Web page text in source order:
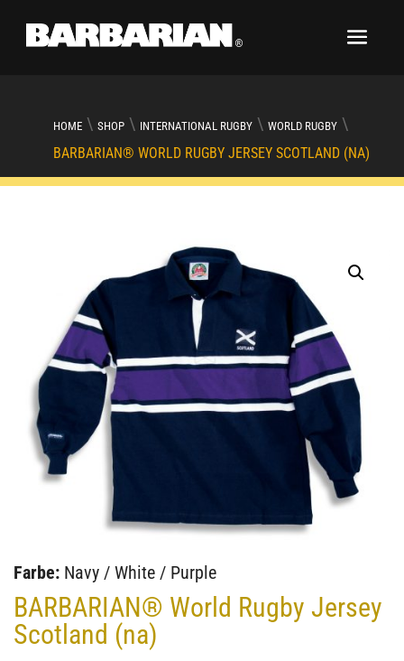
HOME \ SHOP \ INTERNATIONAL RUGBY \ WORLD RUGBY \
BARBARIAN® WORLD RUGBY JERSEY SCOTLAND (NA)
Farbe: Navy / White / Purple
BARBARIAN® World Rugby Jersey
Scotland (na)